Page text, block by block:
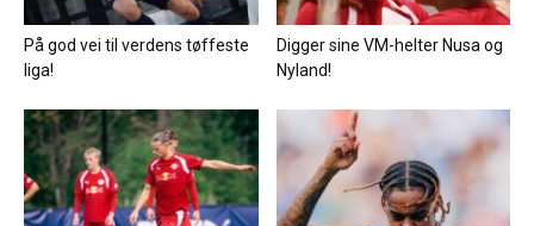
På god vei til verdens tøffeste
liga!
Digger sine VM-helter Nusa og
Nyland!